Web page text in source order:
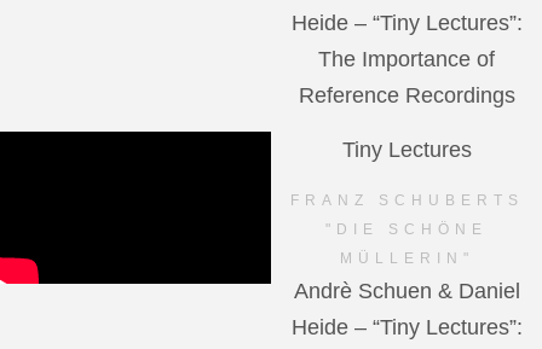
Heide – “Tiny Lectures”:
The Importance of
Reference Recordings
Tiny Lectures
FRANZ SCHUBERTS
"DIE SCHÖNE
MÜLLERIN"
Andrè Schuen & Daniel
Heide – “Tiny Lectures”: